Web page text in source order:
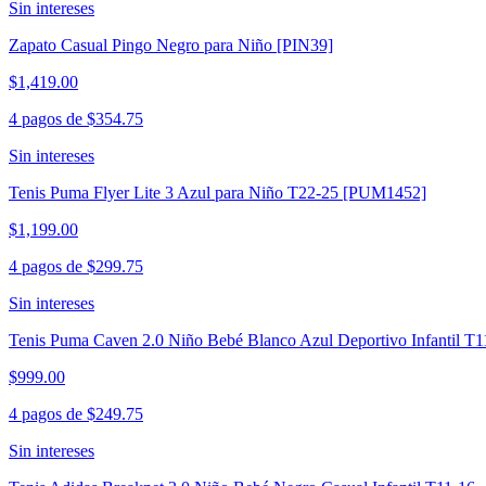
Sin intereses
Zapato Casual Pingo Negro para Niño [PIN39]
$1,419.00
4 pagos de $354.75
Sin intereses
Tenis Puma Flyer Lite 3 Azul para Niño T22-25 [PUM1452]
$1,199.00
4 pagos de $299.75
Sin intereses
Tenis Puma Caven 2.0 Niño Bebé Blanco Azul Deportivo Infantil
$999.00
4 pagos de $249.75
Sin intereses